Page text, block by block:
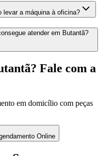
levar a máquina à oficina?
atender em Butantã?
? Fale com a
em domicílio com peças
Online